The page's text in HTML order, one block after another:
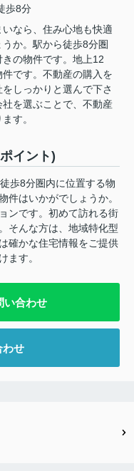
歩8分
なら、住み心地も快適
か。駅から徒歩8分圏
の物件です。地上12
です。不動産の購入を
しっかりと選んで下さ
を選ぶことで、不動産
す。
イント)
歩8分圏内に位置する物
件はいかがでしょうか。
ンです。初めて訪れる街
そんな方は、地域特化型
確かな住宅情報をご提供
ます。
い合わせ
わせ